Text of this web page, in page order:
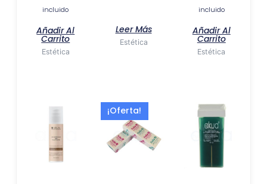
incluido
Añadir Al
Carrito
Estética
Leer Más
Estética
incluido
Añadir Al
Carrito
Estética
¡Oferta!
El
precio
original
era: